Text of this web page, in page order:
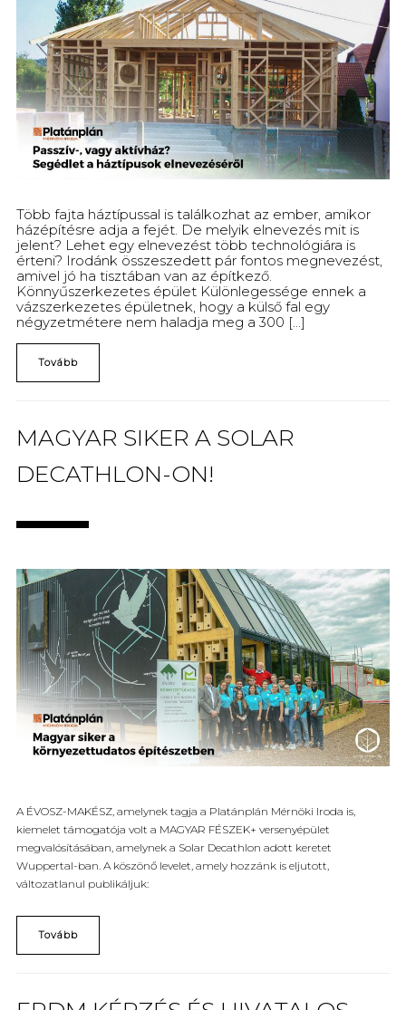
Több fajta háztípussal is találkozhat az ember, amikor
házépítésre adja a fejét. De melyik elnevezés mit is
jelent? Lehet egy elnevezést több technológiára is
érteni? Irodánk összeszedett pár fontos megnevezést,
amivel jó ha tisztában van az építkező.
Könnyűszerkezetes épület Különlegessége ennek a
vázszerkezetes épületnek, hogy a külső fal egy
négyzetmétere nem haladja meg a 300 [...]
Tovább
MAGYAR SIKER A SOLAR
DECATHLON-ON!
A ÉVOSZ-MAKÉSZ, amelynek tagja a Platánplán Mérnöki Iroda is,
kiemelet támogatója volt a MAGYAR FÉSZEK+ versenyépület
megvalósításában, amelynek a Solar Decathlon adott keretet
Wuppertal-ban. A köszönő levelet, amely hozzánk is eljutott,
változatlanul publikáljuk:
Tovább